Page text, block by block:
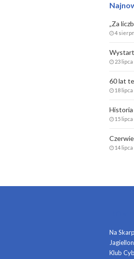
„Za
4
23 lipca
60 lat
18 lipca
Historia
15 lipca
14 lipca
Na
Klub